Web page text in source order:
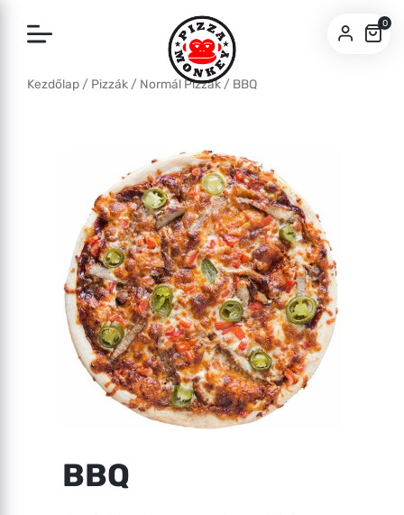
0
Kezdőlap / Pizzák / Normál Pizzák / BBQ
BBQ